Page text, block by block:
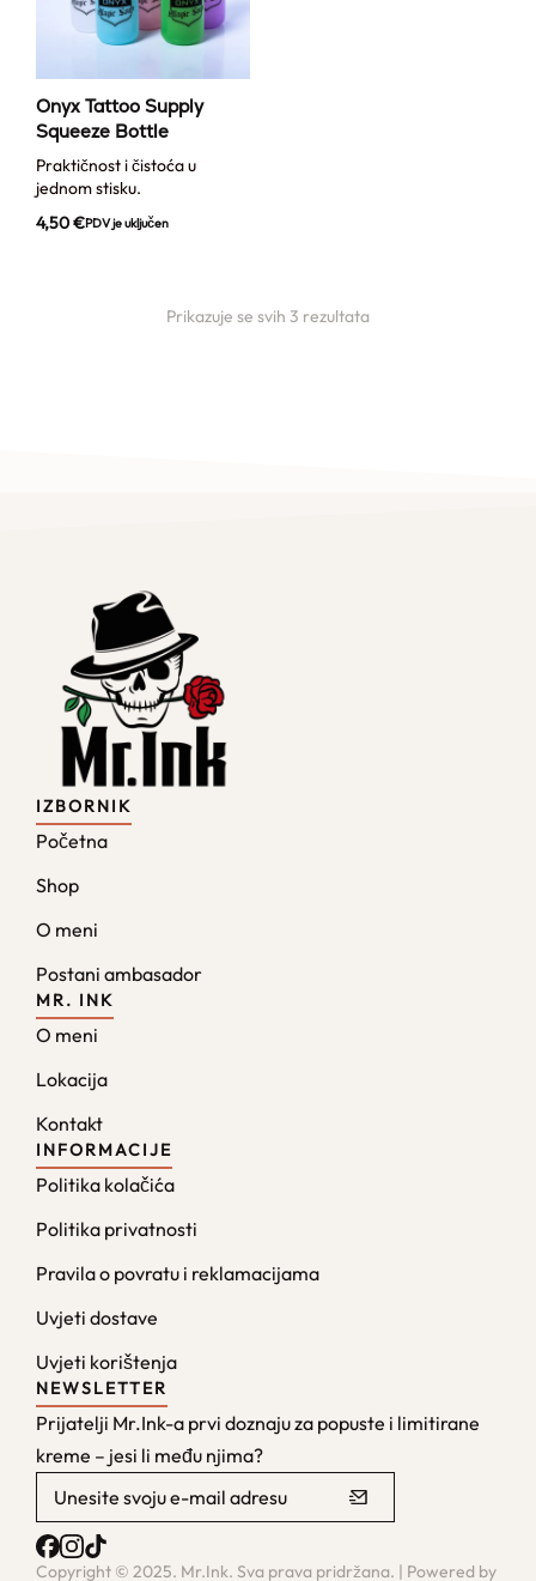
Onyx Tattoo Supply
Squeeze Bottle
Praktičnost i čistoća u
jednom stisku.
4,50€PDV je uključen
Prikazuje se svih 3 rezultata
IZBORNIK
Početna
Shop
O meni
Postani ambasador
MR. INK
O meni
Lokacija
Kontakt
INFORMACIJE
Politika kolačića
Politika privatnosti
Pravila o povratu i reklamacijama
Uvjeti dostave
Uvjeti korištenja
NEWSLETTER
Prijatelji Mr.Ink-a prvi doznaju za popuste i limitirane
kreme – jesi li među njima?
Copyright © 2025. Mr.Ink. Sva prava pridržana. | Powered by